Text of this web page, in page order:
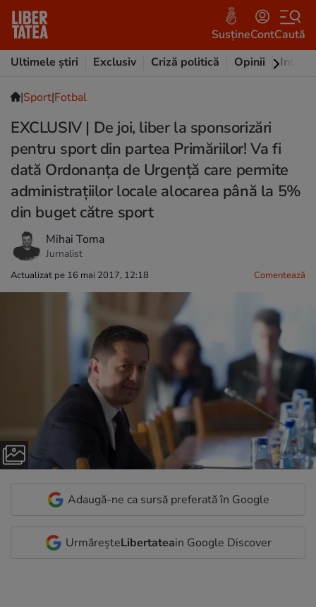
SusțineContCaută
Ultimele știri
Exclusiv Criză politică Opinii
|Sport|Fotbal
EXCLUSIV | De joi, liber la sponsorizări
pentru sport din partea Primăriilor! Va fi
dată Ordonanța de Urgență care permite
administrațiilor locale alocarea până la 5%
din buget către sport
Mihai Toma
Jurnalist
Actualizat pe 16 mai 2017, 12:18 Comentează
Adaugă-ne ca sursă preferată în Google
UrmăreșteLibertateain Google Discover